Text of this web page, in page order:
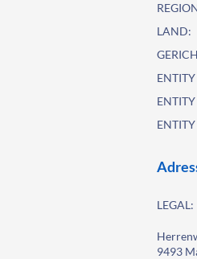
LAND:
ENTITY
LEGAL:
9493